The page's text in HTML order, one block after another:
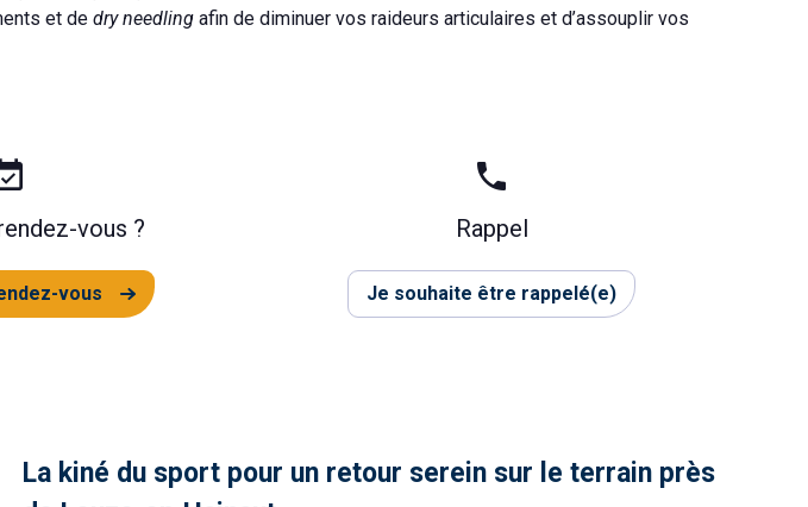
et dedry needling afin de diminuer vos raideurs articulaires et d’assouplir vos
vous ?
vous
phone
Rappel
Je souhaite être rappelé(e)
La kiné du sport pour un retour serein sur le terrain près